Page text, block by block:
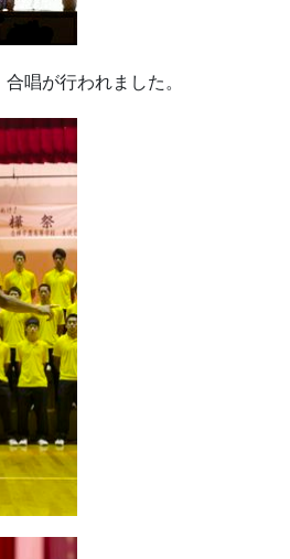
唱が行われました。